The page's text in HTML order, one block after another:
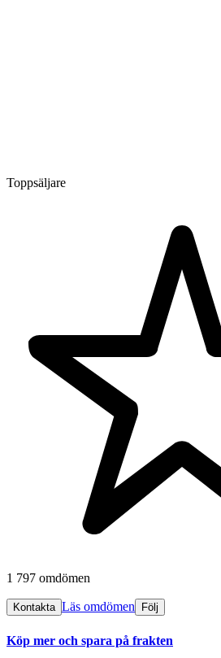
Toppsäljare
1 797 omdömen
Kontakta Läs omdömen Följ
Köp mer och spara på frakten